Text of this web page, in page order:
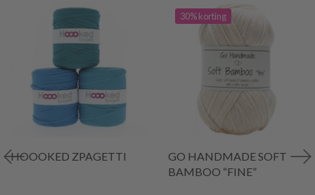
HOOOKED ZPAGETTI
30% korting
GO HANDMADE SOFT
BAMBOO “FINE”